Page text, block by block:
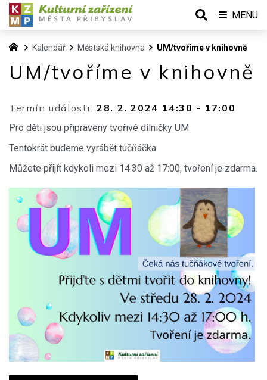
Kalendář Městská knihovna UM/tvoříme v knihovně
UM/tvoříme v knihovně
Termín události: 28. 2. 2024 14:30 - 17:00
Pro děti jsou připraveny tvořivé dílničky UM
Tentokrát budeme vyrábět tučňáčka.
Můžete přijít kdykoli mezi 14:30 až 17:00, tvoření je zdarma.
MENU